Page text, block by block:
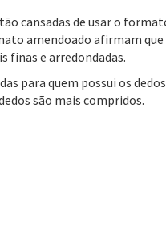
cansadas de usar o
amendoado afirmam que
finas e arredondadas.
para quem possui os
são mais compridos.